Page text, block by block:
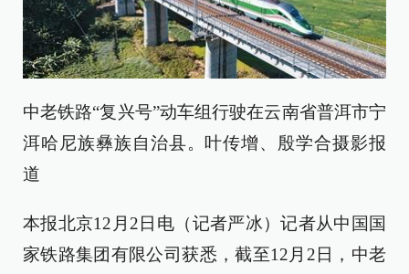
中老铁路“复兴号”动车组行驶在云南省普洱市宁
洱哈尼族彝族自治县。叶传增、殷学合摄影报
道
本报北京12月2日电（记者严冰）记者从中国国
家铁路集团有限公司获悉，截至12月2日，中老